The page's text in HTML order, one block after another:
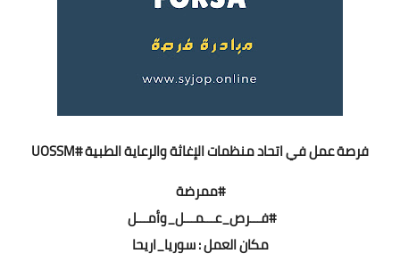
فرصة عمل في اتحاد منظمات الإغاثة والرعاية الطبية #UOSSM
#ممرضة
#فـــرص_عـــمـــل_وأمـــل
مكان العمل : سوريا_اريحا